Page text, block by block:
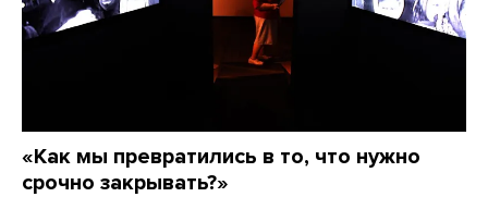
«Как мы превратились в то, что нужно
срочно закрывать?»